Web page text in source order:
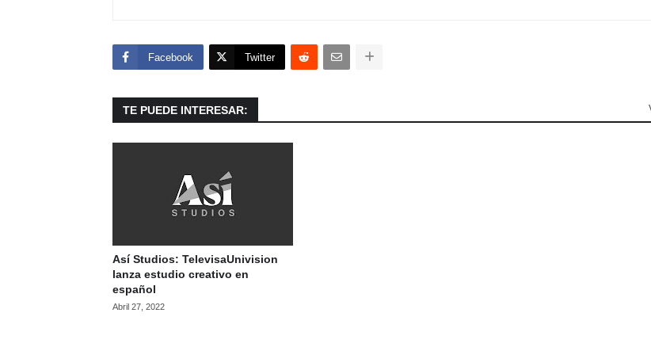
Facebook Twitter
TE PUEDE INTERESAR:
Así Studios: TelevisaUnivision
lanza estudio creativo en
español
Abril 27, 2022